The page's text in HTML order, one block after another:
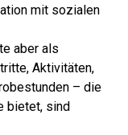
mit sozialen
aber als
Aktivitäten,
– die
bietet, sind